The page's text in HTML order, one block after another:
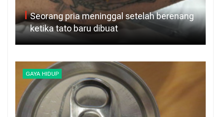
Seorang pria meninggal setelah berenang
ketika tato baru dibuat
GAYA HIDUP